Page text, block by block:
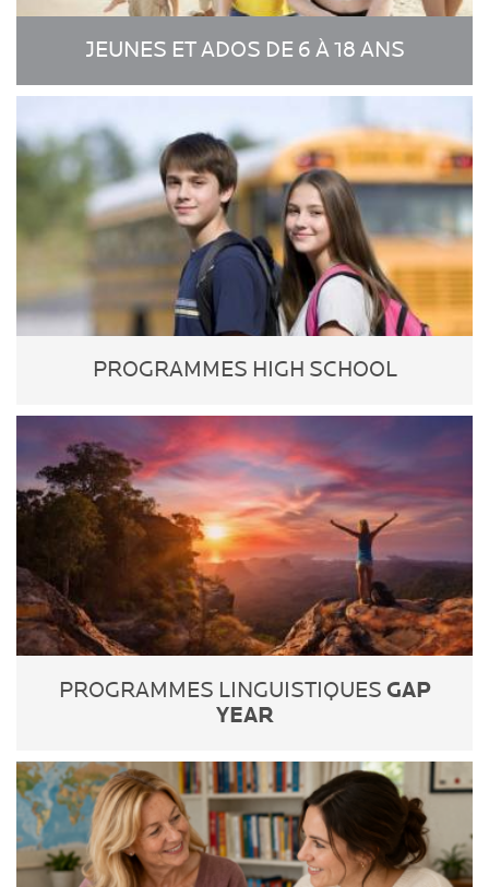
JEUNES ET ADOS DE 6 À 18 ANS
PROGRAMMES HIGH SCHOOL
PROGRAMMES LINGUISTIQUES GAP
YEAR